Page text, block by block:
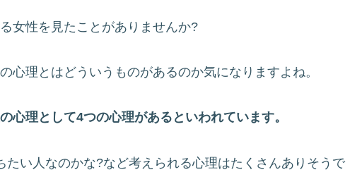
女性を見たことがありませんか?
心理とはどういうものがあるのか気になりますよね。
心理として4つの心理があるといわれています。
たい人なのかな?など考えられる心理はたくさんありそうで